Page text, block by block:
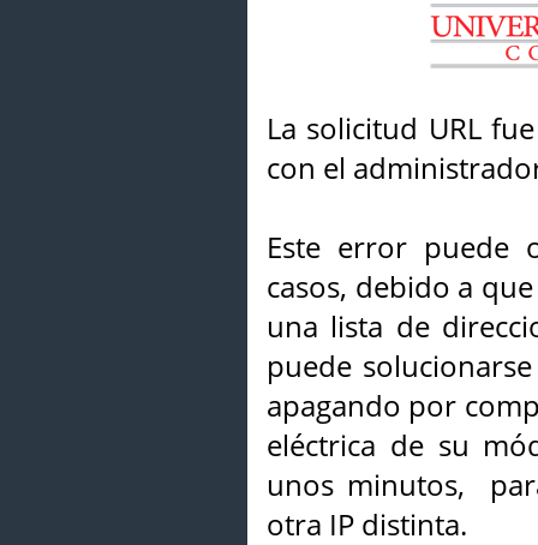
La solicitud URL
con el
Este error puede
casos, debido a
una lista de
puede
apagando por
eléctrica de su
unos minutos,
otra IP distinta.